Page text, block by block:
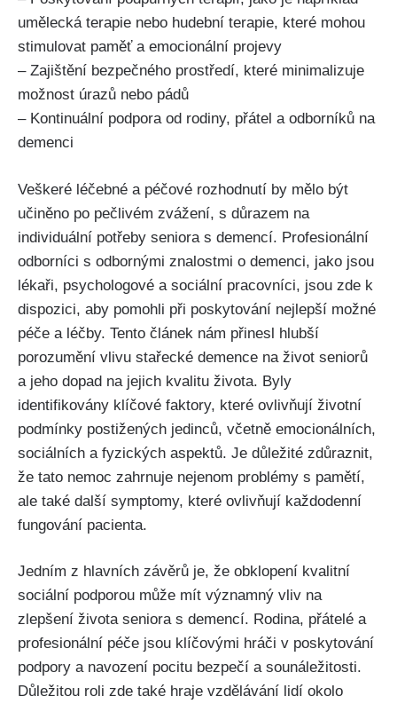
umělecká terapie nebo hudební terapie, které mohou
stimulovat paměť a emocionální projevy
– Zajištění bezpečného prostředí, které minimalizuje
možnost úrazů nebo pádů
– Kontinuální podpora od rodiny, přátel a odborníků na
demenci
Veškeré léčebné a péčové rozhodnutí by mělo být
učiněno po pečlivém zvážení, s důrazem na
individuální potřeby seniora s demencí. Profesionální
odborníci s odbornými znalostmi o demenci, jako jsou
lékaři, psychologové a sociální pracovníci, jsou zde k
dispozici, aby pomohli při poskytování nejlepší možné
péče a léčby. Tento článek nám přinesl hlubší
porozumění vlivu stařecké demence na život seniorů
a jeho dopad na jejich kvalitu života. Byly
identifikovány klíčové faktory, které ovlivňují životní
podmínky postižených jedinců, včetně emocionálních,
sociálních a fyzických aspektů. Je důležité zdůraznit,
že tato nemoc zahrnuje nejenom problémy s pamětí,
ale také další symptomy, které ovlivňují každodenní
fungování pacienta.
Jedním z hlavních závěrů je, že obklopení kvalitní
sociální podporou může mít významný vliv na
zlepšení života seniora s demencí. Rodina, přátelé a
profesionální péče jsou klíčovými hráči v poskytování
podpory a navození pocitu bezpečí a sounáležitosti.
Důležitou roli zde také hraje vzdělávání lidí okolo